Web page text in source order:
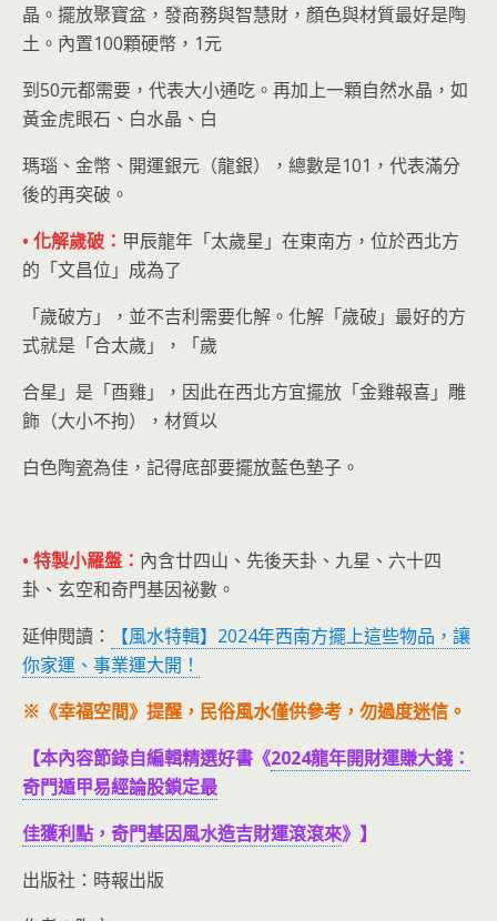
晶。擺放聚寶盆，發商務與智慧財，顏色與材質最好是陶
土。內置100顆硬幣，1元
到50元都需要，代表大小通吃。再加上一顆自然水晶，如
黃金虎眼石、白水晶、白
瑪瑙、金幣、開運銀元（龍銀），總數是101，代表滿分
後的再突破。
• 化解歲破： 甲辰龍年「太歲星」在東南方，位於西北方
的「文昌位」成為了
「歲破方」，並不吉利需要化解。化解「歲破」最好的方
式就是「合太歲」，「歲
合星」是「酉雞」，因此在西北方宜擺放「金雞報喜」雕
飾（大小不拘），材質以
白色陶瓷為佳，記得底部要擺放藍色墊子。
• 特製小羅盤： 內含廿四山、先後天卦、九星、六十四
卦、玄空和奇門基因祕數。
延伸閱讀：
【風水特輯】2024年西南方擺上這些物品，讓
你家運、事業運大開！
※《幸福空間》提醒，民俗風水僅供參考，勿過度迷信。
【本內容節錄自編輯精選好書《2024龍年開財運賺大錢：
奇門遁甲易經論股鎖定最
佳獲利點，奇門基因風水造吉財運滾滾來》】
出版社：時報出版